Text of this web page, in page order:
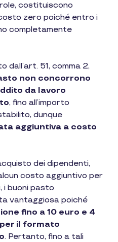
costituiscono
zero poiché entro i
completamente
51, comma 2,
non concorrono
da lavoro
, fino all’importo
dunque
aggiuntiva a costo
dei dipendenti,
costo aggiuntivo per
i buoni pasto
vantaggiosa poiché
fino a 10 euro e 4
il formato
. Pertanto, fino a tali